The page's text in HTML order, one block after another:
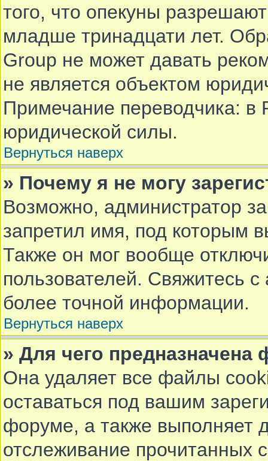
того, что опекуны
младше тринадцати лет.
Group не может давать
не является объектом
Примечание переводчика: в
юридической силы.
Вернуться наверх
» Почему я не могу
Возможно, администратор
запретил имя, под которым
Также он мог вообще
пользователей. Свяжитесь
более точной информации.
Вернуться наверх
» Для чего
Она удаляет все файлы
оставаться под вашим
форуме, а также выполняет
отслеживание прочитанных